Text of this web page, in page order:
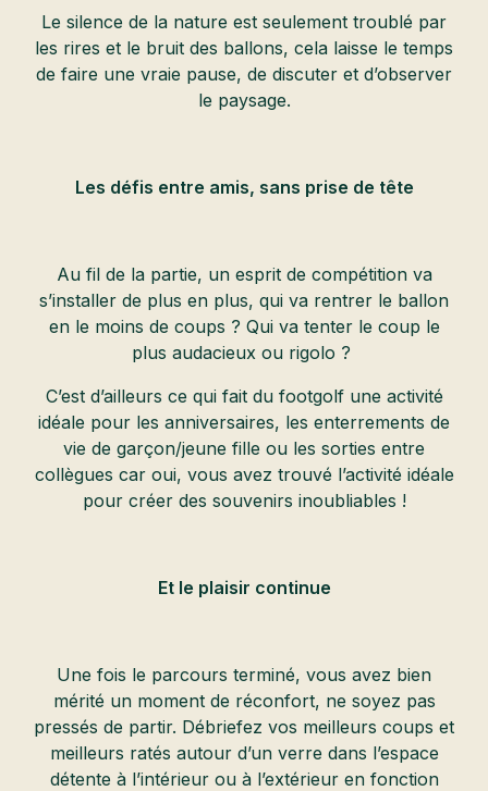
Le silence de la nature est seulement troublé par
les rires et le bruit des ballons, cela laisse le temps
de faire une vraie pause, de discuter et d’observer
le paysage.
Les défis entre amis, sans prise de tête
Au fil de la partie, un esprit de compétition va
s’installer de plus en plus, qui va rentrer le ballon
en le moins de coups ? Qui va tenter le coup le
plus audacieux ou rigolo ?
C’est d’ailleurs ce qui fait du footgolf une activité
idéale pour les anniversaires, les enterrements de
vie de garçon/jeune fille ou les sorties entre
collègues car oui, vous avez trouvé l’activité idéale
pour créer des souvenirs inoubliables !
Et le plaisir continue
Une fois le parcours terminé, vous avez bien
mérité un moment de réconfort, ne soyez pas
pressés de partir. Débriefez vos meilleurs coups et
meilleurs ratés autour d’un verre dans l’espace
détente à l’intérieur ou à l’extérieur en fonction